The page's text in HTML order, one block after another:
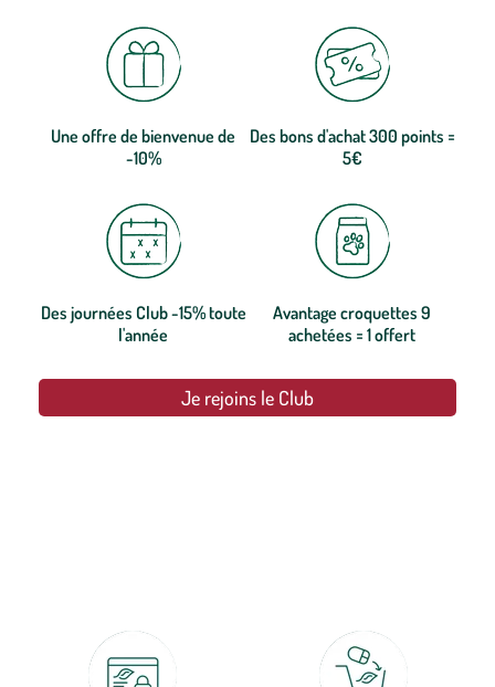
Une offre de bienvenue de
-10%
Des bons d'achat 300 points =
5€
Des journées Club -15% toute
l'année
Avantage croquettes 9
achetées = 1 offert
Je rejoins le Club